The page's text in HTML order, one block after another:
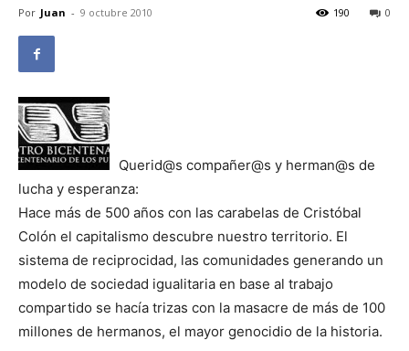
Por Juan - 9 octubre 2010 0
190
Querid@s compañer@s y herman@s de
lucha y esperanza:
Hace más de 500 años con las carabelas de Cristóbal
Colón el capitalismo descubre nuestro territorio. El
sistema de reciprocidad, las comunidades generando un
modelo de sociedad igualitaria en base al trabajo
compartido se hacía trizas con la masacre de más de 100
millones de hermanos, el mayor genocidio de la historia.